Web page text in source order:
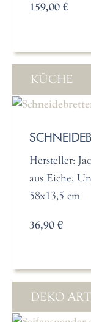
159,00 €
KÜCHE
Hersteller:
aus Eiche,
58x13,5 cm
36,90 €
DEKO